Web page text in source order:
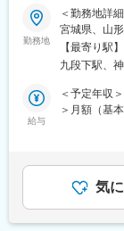
◎iOSエンジ
◎Androidエ
◎フロント
◎QAエンジ
ュニケーシ
環境が整っ
技術やプロ
■社員インタ
◎エンジニア
『ホットペ
ズ』といっ
Analyticsを
務を通じて
ていただき
◎Adobe
◎タグマネジ
・
勤務地
＜勤務地詳
宮城県、山
詳細2＞本
ビル 南棟4
（リモート
【最寄り駅】
九段下駅、
給与
＜予定年収
＞月額（基
給与詳細は
手当は「グ
与：年2回（
考を通じて
気